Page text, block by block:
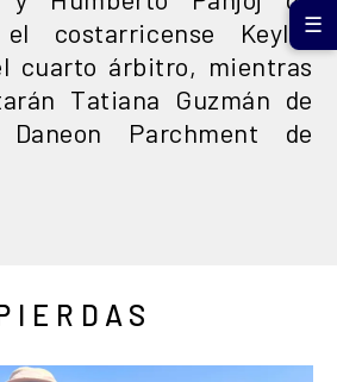
el costarricense Keylor
cuarto árbitro, mientras
Tatiana Guzmán de
Parchment de
☰